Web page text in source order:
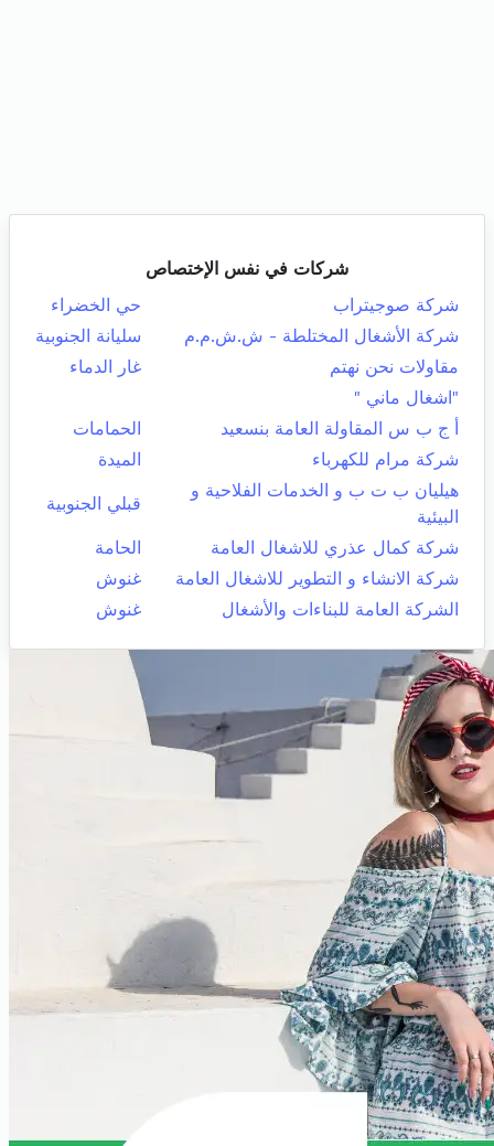
شركات في نفس الإختصاص
شركة صوجيتراب
حي الخضراء
شركة الأشغال المختلطة - ش.ش.م.م
سليانة الجنوبية
مقاولات نحن نهتم
غار الدماء
"اشغال ماني "
أ ج ب س المقاولة العامة بنسعيد
الحمامات
شركة مرام للكهرباء
الميدة
هيليان ب ت ب و الخدمات الفلاحية و
البيئية
قبلي الجنوبية
شركة كمال عذري للاشغال العامة
الحامة
شركة الانشاء و التطوير للاشغال العامة
غنوش
الشركة العامة للبناءات والأشغال
غنوش